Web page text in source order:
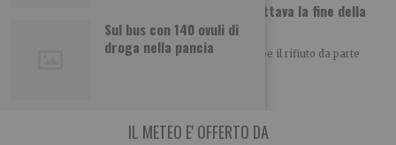
Sul bus con 140 ovuli di
droga nella pancia
Daniela Florea: uccisa dall’ex che non accettava la fine della
Il movente dell’assassinio di Daniela Florea sarebbe il rifiuto da parte
IL METEO E' OFFERTO DA